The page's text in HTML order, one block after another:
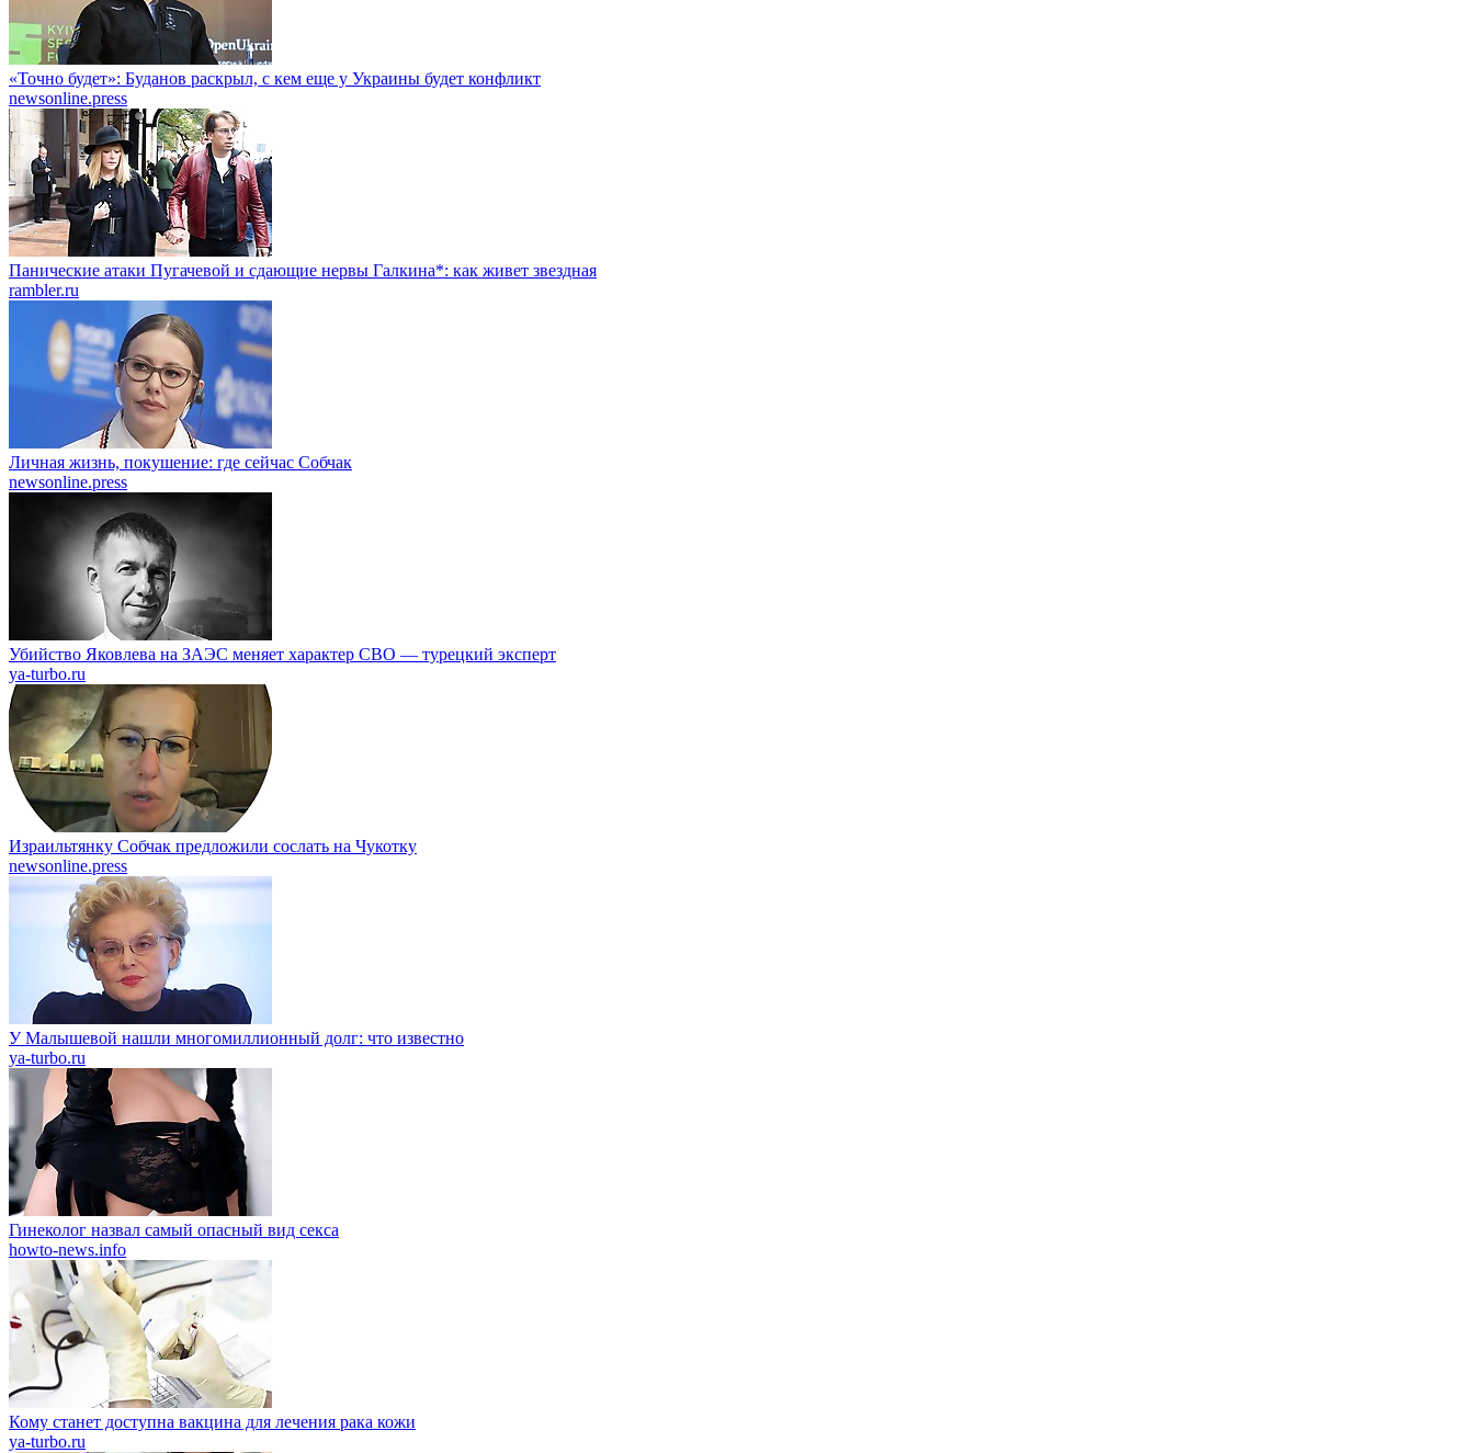
«Точно будет»: Буданов раскрыл, с кем еще у Украины будет конфликт
newsonline.press
Панические атаки Пугачевой и сдающие нервы Галкина*: как живет звездная
rambler.ru
Личная жизнь, покушение: где сейчас Собчак
newsonline.press
Убийство Яковлева на ЗАЭС меняет характер СВО — турецкий эксперт
ya-turbo.ru
Израильтянку Собчак предложили сослать на Чукотку
newsonline.press
У Малышевой нашли многомиллионный долг: что известно
ya-turbo.ru
Гинеколог назвал самый опасный вид секса
howto-news.info
Кому станет доступна вакцина для лечения рака кожи
ya-turbo.ru